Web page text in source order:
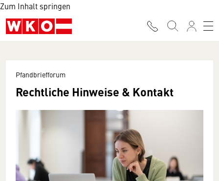
Zum Inhalt springen
Pfandbriefforum
Rechtliche Hinweise & Kontakt